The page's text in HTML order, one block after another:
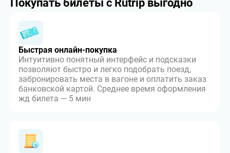
Покупать билеты с Rutrip выгодно
Быстрая онлайн-покупка
Интуитивно понятный интерфейс и подсказки
позволяют быстро и легко подобрать поезд,
забронировать места в вагоне и оплатить заказ
банковской картой. Среднее время оформления
жд билета — 5 мин